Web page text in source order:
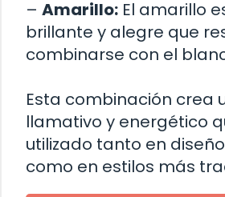
– Amarillo: El amarillo
brillante y alegre que
combinarse con el
Esta combinación crea
llamativo y energético
utilizado tanto en
como en estilos más